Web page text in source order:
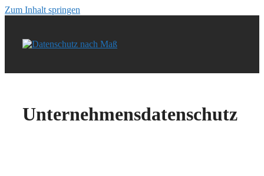
Zum Inhalt springen
Unternehmensdatenschutz